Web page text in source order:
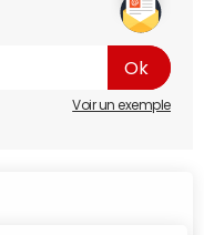
Voir un exemple